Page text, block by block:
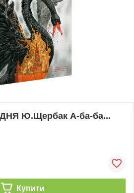
Ю.Щербак А-ба-ба...
Купити